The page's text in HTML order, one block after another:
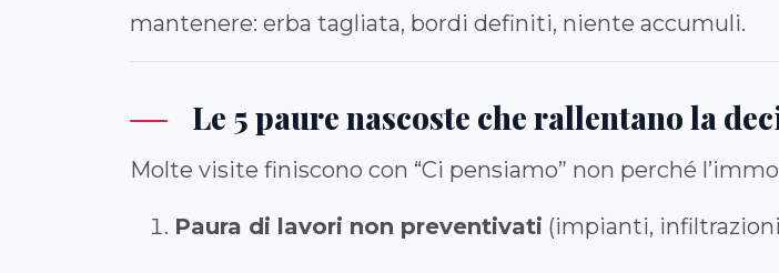
mantenere: erba tagliata, bordi definiti, niente accumuli.
Le 5 paure nascoste che rallentano la
Molte visite finiscono con “Ci pensiamo” non perché
Paura di lavori non preventivati (impianti,